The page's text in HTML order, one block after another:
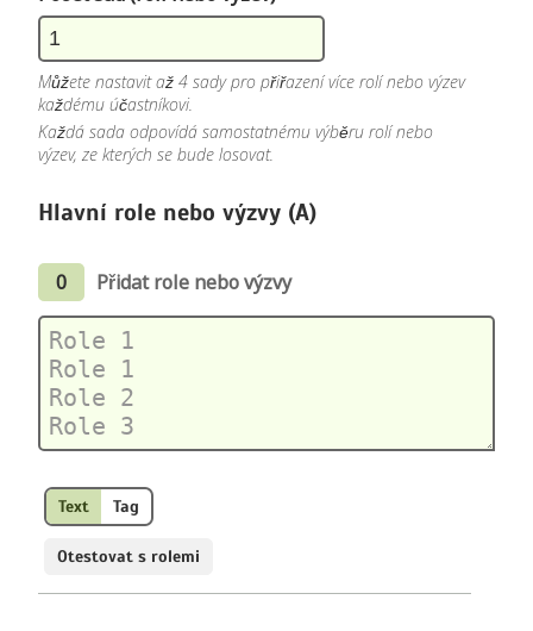
Můžete nastavit až 4 sady pro přiřazení více rolí nebo výzev
každému účastníkovi.
Každá sada odpovídá samostatnému výběru rolí nebo
výzev, ze kterých se bude losovat.
Hlavní role nebo výzvy (A)
0 Přidat role nebo výzvy
Text Tag
Otestovat s rolemi